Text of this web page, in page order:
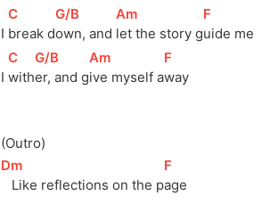
I
[
C
break d
[
G/B
own, and
[
Am
let the story g
[F
uide me
I
[
C
with
[
G/B
er, and g
[
Am
ive myself a
[F
way
(Outro)
[Dm
   Like reflections on the p
[F
age